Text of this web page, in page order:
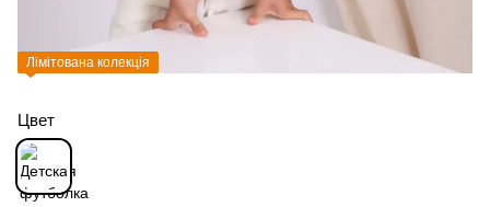
Лімітована колекція
Цвет